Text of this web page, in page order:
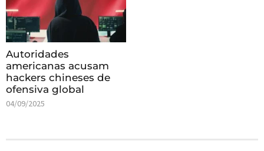
Autoridades
americanas acusam
hackers chineses de
ofensiva global
04/09/2025